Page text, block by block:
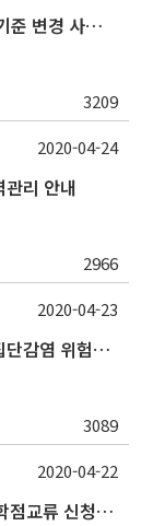
2020학년도 1학기 학자금 대출 업무처리기준 변경 사항 및 실행 마감 안내
3209
리 안내
2966
2020-04-24
코로나19 대응 사회적 거리두기 추진 및 집단감염 위험시설 방역지침 일부 개정 안내
3089
2020-04-23
2020학년도 하계 계절수업 국내 타 대학 학점교류 신청 안내
2020-04-22